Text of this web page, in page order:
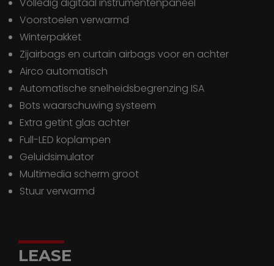
Voorstoelen verwarmd
Winterpakket
Zijairbags en curtain airbags voor en achter
airco automatisch
automatische snelheidsbegrenzing ISA
bots waarschuwing systeem
extra getint glas achter
full-LED koplampen
geluidsimulator
multimedia scherm groot
stuur verwarmd
LEASE